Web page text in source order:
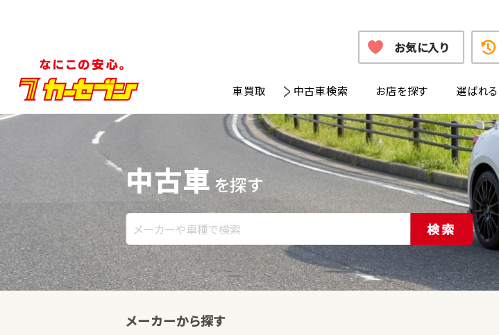
車買取 中古車検索 お店を探す 選ばれ
お気に入り
中古車 を探す
検索
メーカーから探す